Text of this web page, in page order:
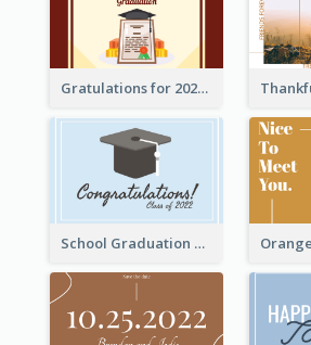
Gratulations for 2020 Graduation Greeting Card
School Graduation Celebration Card